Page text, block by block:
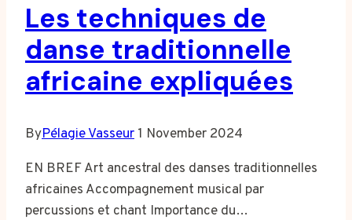
Les techniques de
danse traditionnelle
africaine expliquées
ByPélagie Vasseur 1 November 2024
EN BREF Art ancestral des danses traditionnelles
africaines Accompagnement musical par
percussions et chant Importance du…